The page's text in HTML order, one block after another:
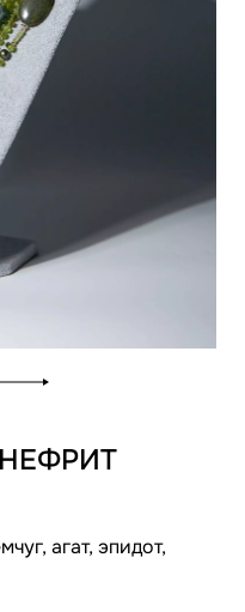
агат, эпидот,